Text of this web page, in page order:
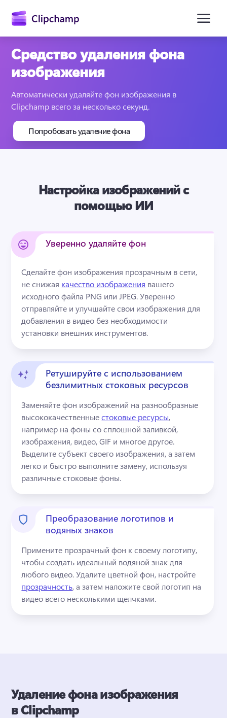
содержимому
Войти
Средство удаления фона
изображения
Автоматически удаляйте фон изображения в
Clipchamp всего за несколько секунд.
Попробовать удаление фона
Настройка изображений с
помощью ИИ
Уверенно удаляйте фон
Сделайте фон изображения прозрачным в сети,
не снижая качество изображения вашего
исходного файла PNG или JPEG. Уверенно
отправляйте и улучшайте свои изображения для
добавления в видео без необходимости
установки внешних инструментов.
Ретушируйте с использованием
безлимитных стоковых ресурсов
Заменяйте фон изображений на разнообразные
высококачественные стоковые ресурсы,
например на фоны со сплошной заливкой,
Выделите субъект своего изображения, а затем
легко и быстро выполните замену, используя
различные стоковые фоны.
Преобразование логотипов и
водяных знаков
Примените прозрачный фон к своему логотипу,
чтобы создать идеальный водяной знак для
любого видео. Удалите цветной фон, настройте
прозрачность, а затем наложите свой логотип на
видео всего несколькими щелчками.
Удаление фона изображения
в Clipchamp